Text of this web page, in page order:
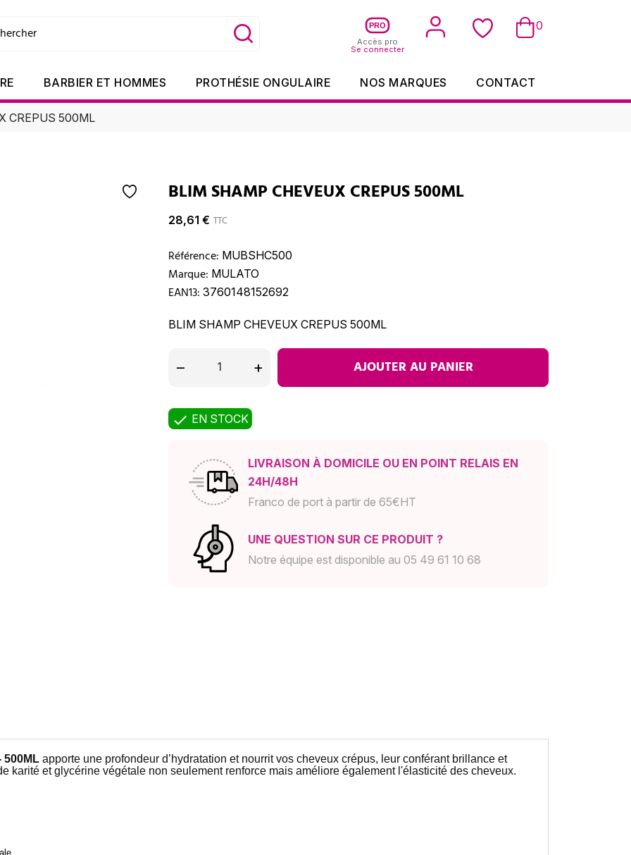
PRO
Accès pro
Se connecter
0
BARBIER ET HOMMES PROTHÉSIE ONGULAIRE NOS MARQUES CONTACT
CREPUS 500ML
BLIM SHAMP CHEVEUX CREPUS 500ML
28,61 € TTC
Référence: MUBSHC500
Marque: MULATO
EAN13: 3760148152692
BLIM SHAMP CHEVEUX CREPUS 500ML
– + AJOUTER AU PANIER
 EN STOCK
LIVRAISON À DOMICILE OU EN POINT RELAIS EN
24H/48H
Franco de port à partir de 65€HT
UNE QUESTION SUR CE PRODUIT ?
Notre équipe est disponible au 05 49 61 10 68
500ML apporte une profondeur d’hydratation et nourrit vos cheveux crépus, leur conférant brillance et
karité et glycérine végétale non seulement renforce mais améliore également l'élasticité des cheveux.